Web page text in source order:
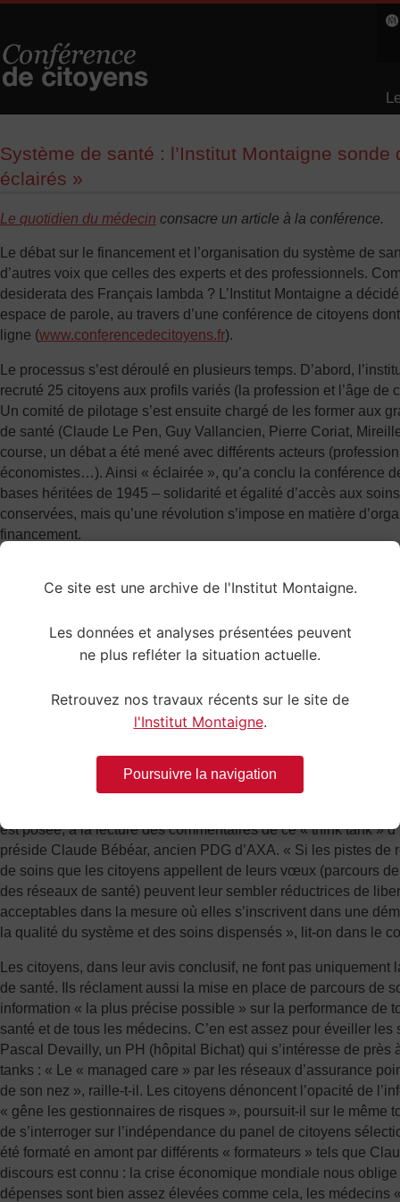
Système de santé : l’Institut Montaigne sonde
éclairés »
Le quotidien du médecin consacre un article à la conférence.
Le débat sur le financement et l’organisation du système de
d’autres voix que celles des experts et des professionnels.
desiderata des Français lambda ? L’Institut Montaigne a
espace de parole, au travers d’une conférence de citoyens
ligne (www.conferencedecitoyens.fr).
Le processus s’est déroulé en plusieurs temps. D’abord,
recruté 25 citoyens aux profils variés (la profession et l’âge de
Un comité de pilotage s’est ensuite chargé de les former aux
de santé (Claude Le Pen, Guy Vallancien, Pierre Coriat,
course, un débat a été mené avec différents acteurs
économistes…). Ainsi « éclairée », qu’a conclu la conférence
bases héritées de 1945 – solidarité et égalité d’accès aux
conservées, mais qu’une révolution s’impose en matière
financement.
Plusieurs pistes de réforme sont préconisées. Certaines
déremboursement d’actes et de médicaments de confort,
D’autres idées sont plus clivantes. Ainsi l’installation de
zones en sureffectifs. L’ensemble du panel s’accorde à dire
a vécu, et que les dépassements d’honoraires doivent être
revalorisations). Certains citoyens auditionnés estiment qu’il
Promotion des réseaux de santé sous influence ?
est posée, à la lecture des commentaires de ce « think tank »
préside Claude Bébéar, ancien PDG d’AXA. « Si les pistes de
de soins que les citoyens appellent de leurs vœux (parcours
des réseaux de santé) peuvent leur sembler réductrices de
acceptables dans la mesure où elles s’inscrivent dans une
la qualité du système et des soins dispensés », lit-on dans le
Les citoyens, dans leur avis conclusif, ne font pas uniquement
de santé. Ils réclament aussi la mise en place de parcours de
information « la plus précise possible » sur la performance de
santé et de tous les médecins. C’en est assez pour éveiller les
Pascal Devailly, un PH (hôpital Bichat) qui s’intéresse de près
tanks : « Le « managed care » par les réseaux d’assurance
de son nez », raille-t-il. Les citoyens dénoncent l’opacité de
« gêne les gestionnaires de risques », poursuit-il sur le même
de s’interroger sur l’indépendance du panel de citoyens
été formaté en amont par différents « formateurs » tels que
discours est connu : la crise économique mondiale nous
dépenses sont bien assez élevées comme cela, les médecins
Ce site est une archive de l'Institut Montaigne.
Les données et analyses présentées peuvent
ne plus refléter la situation actuelle.
Retrouvez nos travaux récents sur le site de
l'Institut Montaigne.
Poursuivre la navigation